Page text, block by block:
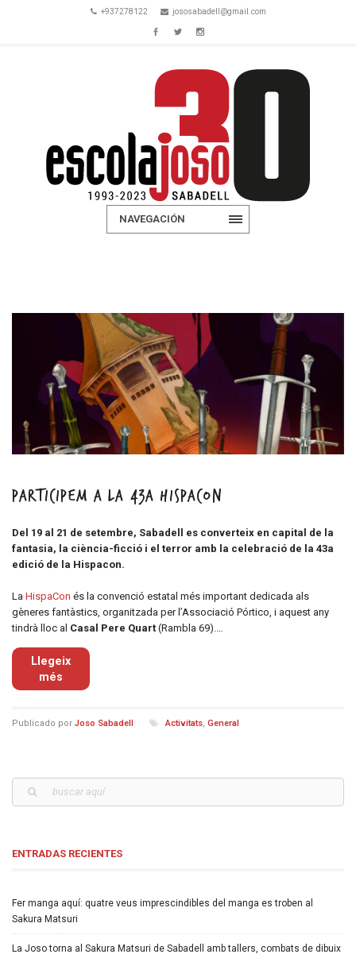
+937278122 jososabadell@gmail.com
NAVEGACIÓN
Participem a la 43a Hispacon
Del 19 al 21 de setembre, Sabadell es converteix en capital de la
fantasia, la ciència-ficció i el terror amb la celebració de la 43a
edició de la Hispacon.
La HispaCon és la convenció estatal més important dedicada als
gèneres fantàstics, organitzada per l’Associació Pórtico, i aquest any
tindrà lloc al Casal Pere Quart (Rambla 69).…
Llegeix
més
Publicado por Joso Sabadell Activitats, General
ENTRADAS RECIENTES
Fer manga aquí: quatre veus imprescindibles del manga es troben al
Sakura Matsuri
La Joso torna al Sakura Matsuri de Sabadell amb tallers, combats de dibuix